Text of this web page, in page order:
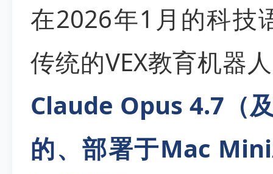
在2026年1月的科技
传统的VEX教育机器
Claude Opus 4.7（
的、部署于Mac